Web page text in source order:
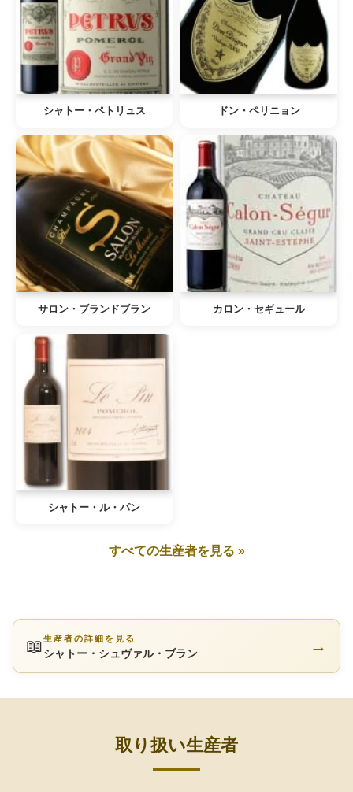
シャトー・ペトリュス ドン・ペリニョン
サロン・ブランドブラン カロン・セギュール
シャトー・ル・パン
すべての生産者を見る »
📖生産者の詳細を見る
シャトー・シュヴァル・ブラン →
取り扱い生産者